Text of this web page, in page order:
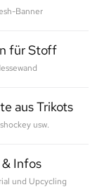
Banner
für Stoff
aus Trikots
usw.
Infos
und Upcycling